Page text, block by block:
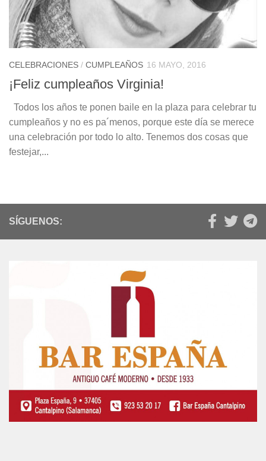
CELEBRACIONES / CUMPLEAÑOS 16 MAYO, 2016
¡Feliz cumpleaños Virginia!
Todos los años te ponen baile en la plaza para celebrar tu
cumpleaños y no es pa´menos, porque este día se merece
una celebración por todo lo alto. Tenemos dos cosas que
festejar,...
SÍGUENOS: